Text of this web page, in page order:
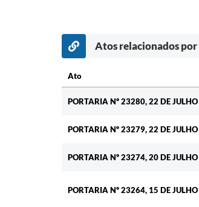
Atos relacionados por
Ato
PORTARIA Nº 23280, 22 DE
PORTARIA Nº 23279, 22 DE
PORTARIA Nº 23274, 20 DE
PORTARIA Nº 23264, 15 DE